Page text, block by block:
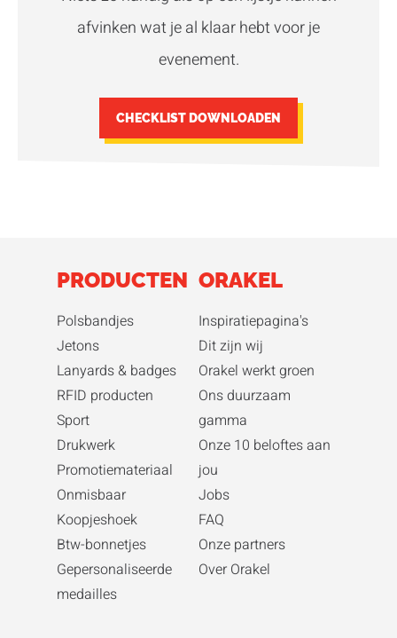
afvinken wat je al klaar hebt voor je
evenement.
CHECKLIST DOWNLOADEN
PRODUCTEN
Polsbandjes
Jetons
Lanyards & badges
RFID producten
Sport
Drukwerk
Promotiemateriaal
Onmisbaar
Koopjeshoek
Btw-bonnetjes
Gepersonaliseerde
medailles
ORAKEL
Inspiratiepagina's
Dit zijn wij
Orakel werkt groen
Ons duurzaam
gamma
Onze 10 beloftes aan
jou
Jobs
FAQ
Onze partners
Over Orakel